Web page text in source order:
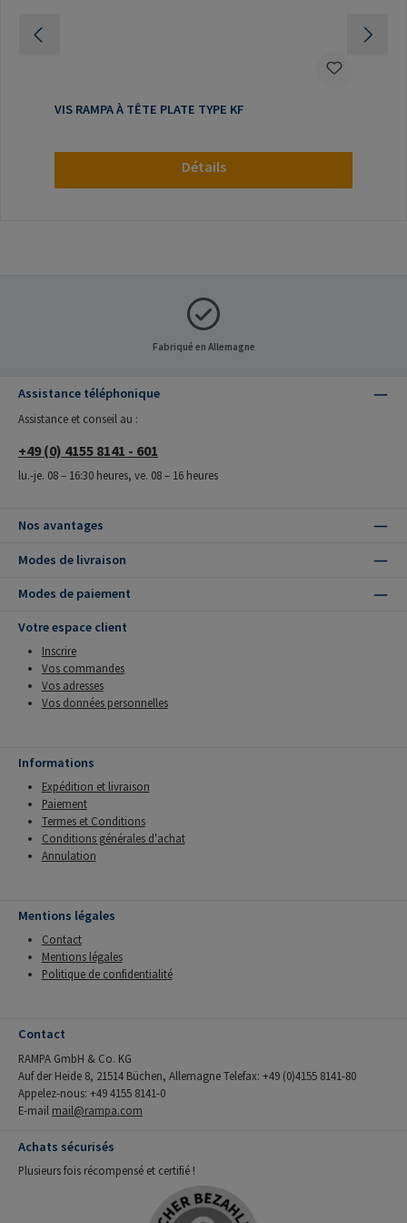
VIS RAMPA À TÊTE PLATE TYPE KF
Détails
Fabriqué en Allemagne
Assistance téléphonique
Assistance et conseil au :
+49 (0) 4155 8141 - 601
lu.-je. 08 – 16:30 heures, ve. 08 – 16 heures
Nos avantages
Modes de livraison
Modes de paiement
Votre espace client
Inscrire
Vos commandes
Vos adresses
Vos données personnelles
Informations
Expédition et livraison
Paiement
Termes et Conditions
Conditions générales d'achat
Annulation
Mentions légales
Contact
Mentions légales
Politique de confidentialité
Contact
RAMPA GmbH & Co. KG
Auf der Heide 8, 21514 Büchen, Allemagne Telefax: +49 (0)4155 8141-80
Appelez-nous: +49 4155 8141-0
E-mail mail@rampa.com
Achats sécurisés
Plusieurs fois récompensé et certifié !